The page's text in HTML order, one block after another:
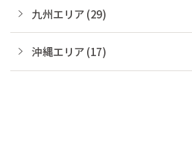
九州エリア (29)
沖縄エリア (17)